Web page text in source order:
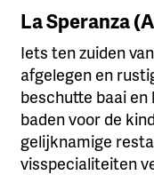
La Speranza
Iets ten zuiden
afgelegen en
beschutte baai
baden voor de
gelijknamige
visspecialiteiten